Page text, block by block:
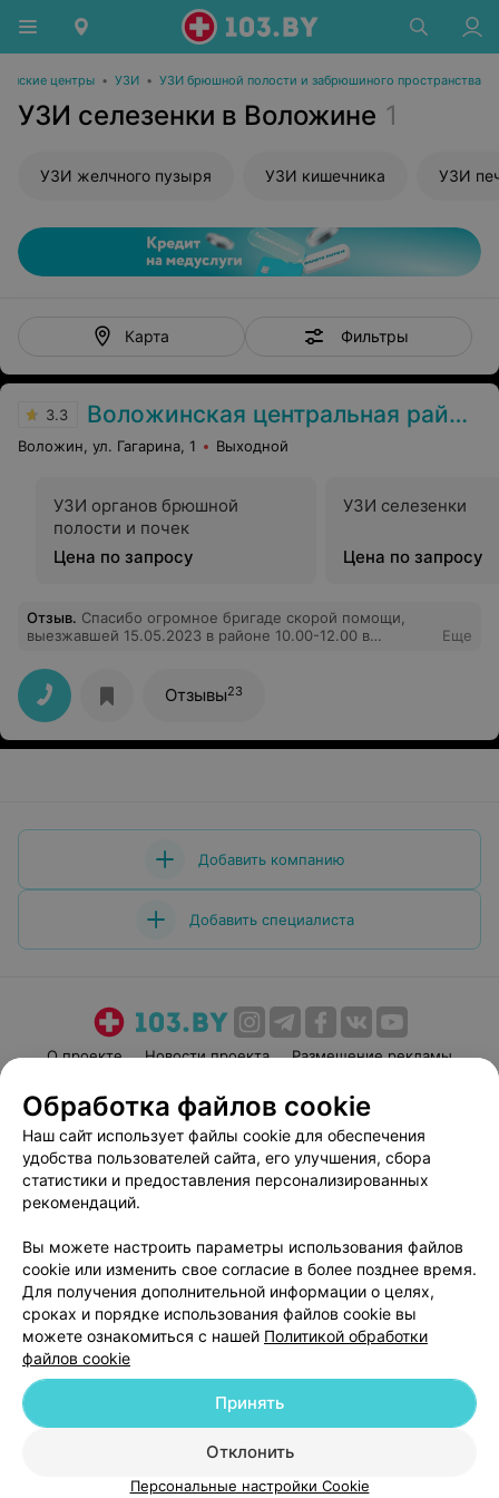
центры • УЗИ • УЗИ брюшной полости и забрюшиного пространства
УЗИ селезенки в Воложине 1
УЗИ желчного пузыря УЗИ кишечника УЗИ
Карта Фильтры
3.3 Воложинская центральная районная больница
Воложин, ул. Гагарина, 1 Выходной
УЗИ органов брюшной
полости и почек
Цена по запросу
УЗИ селезенки
Цена по запросу
Отзыв. Спасибо огромное бригаде скорой помощи,
выезжавшей 15.05.2023 в районе 10.00-12.00 в
Спасибо за ваш профессионализм и внимание к людям.
Еще
Отзывы23
Добавить компанию
Добавить специалиста
О проекте Новости проекта
Размещение рекламы
Пользовательское соглашение
Способы оплаты
Вакансии
Партнеры
Написать руководителю 103.by
Персональные настройки cookie
Обработка персональных данных
© 2026 ООО «Артокс Лаб», УНП 191700409| 220012, Республика Беларусь,
г. Минск, улица Толбухина, 2, пом. 16 | help@103.by
Служба поддержки +375 291212755
Обработка файлов cookie
Наш сайт использует файлы cookie для обеспечения
удобства пользователей сайта, его улучшения, сбора
статистики и предоставления персонализированных
рекомендаций.
Вы можете настроить параметры использования файлов
cookie или изменить свое согласие в более позднее время.
Для получения дополнительной информации о целях,
сроках и порядке использования файлов cookie вы
можете ознакомиться с нашей Политикой обработки
файлов cookie
Отклонить
Принять
Персональные настройки Cookie